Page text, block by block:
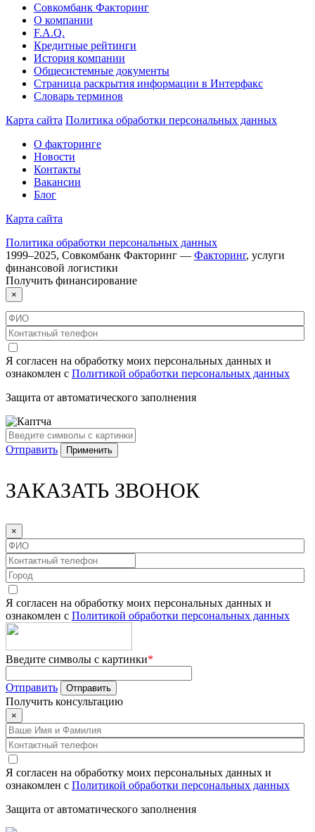
Совкомбанк Факторинг
О компании
F.A.Q.
Кредитные рейтинги
История компании
Общесистемные документы
Страница раскрытия информации в Интерфакс
Словарь терминов
Карта сайта Политика обработки персональных данных
О факторинге
Новости
Контакты
Вакансии
Блог
Карта сайта
Политика обработки персональных данных
1999–2025, Совкомбанк Факторинг — Факторинг, услуги
финансовой логистики
Получить финансирование
×
Я согласен на обработку моих персональных данных и
ознакомлен с Политикой обработки персональных данных
Защита от автоматического заполнения
Отправить
ЗАКАЗАТЬ ЗВОНОК
×
Я согласен на обработку моих персональных данных и
ознакомлен с Политикой обработки персональных данных
Введите символы с картинки*
Отправить
Получить консультацию
×
Я согласен на обработку моих персональных данных и
ознакомлен с Политикой обработки персональных данных
Защита от автоматического заполнения